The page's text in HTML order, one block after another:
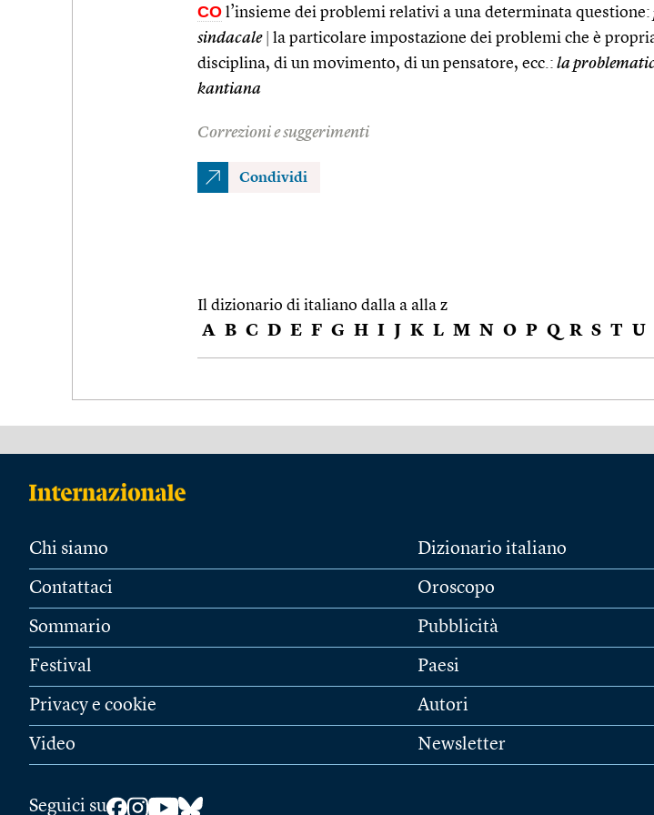
CO l’insieme dei problemi relativi a una determinata questione:
sindacale
la particolare impostazione dei problemi che è
disciplina, di un movimento, di un pensatore, ecc.: la
kantiana
Correzioni e suggerimenti
Condividi
Il dizionario di italiano dalla a alla z
A B C D E F G H I J K L M N O P Q R S T U
Chi siamo
Contattaci
Sommario
Festival
Privacy e cookie
Video
Dizionario italiano
Oroscopo
Pubblicità
Paesi
Autori
Newsletter
Seguici su